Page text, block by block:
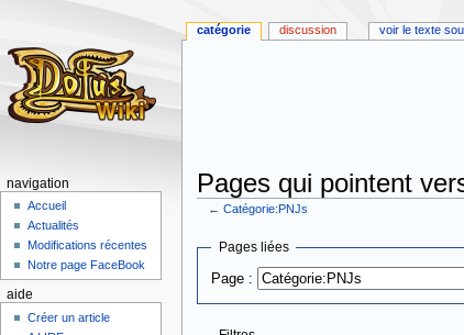
Pages qui pointent
←Catégorie:PNJs
Aller
navigation
Aller
recherche
Pages liées
Page :
catégorie discussion voir le texte
navigation
Accueil
Actualités
Modifications récentes
Notre page FaceBook
aide
Créer un article